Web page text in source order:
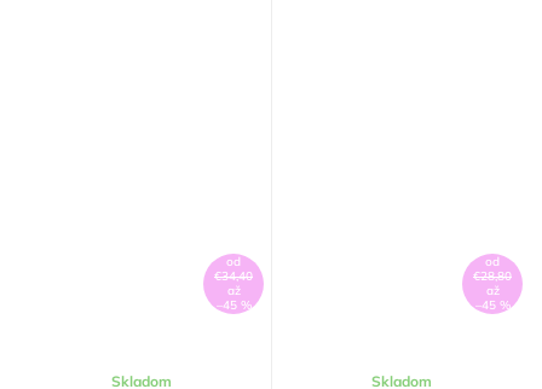
od
€34,40
až
–45 %
Skladom
od
€28,80
až
–45 %
Skladom